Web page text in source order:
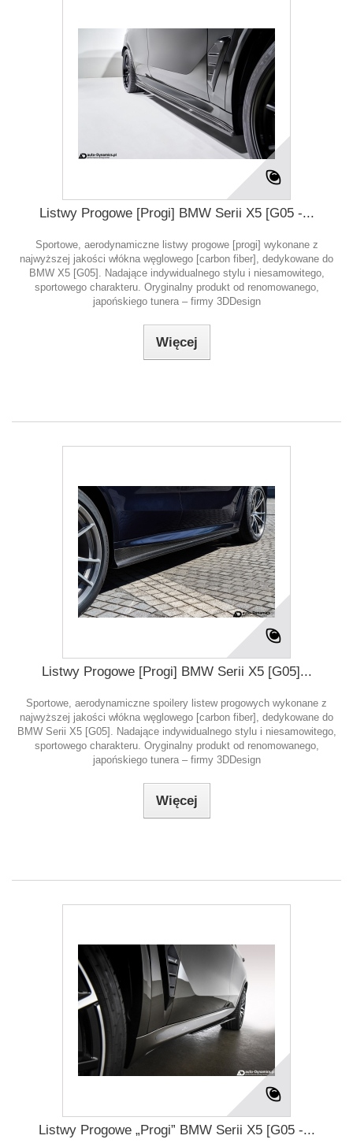
Listwy Progowe [Progi] BMW Serii X5 [G05 -...
Sportowe, aerodynamiczne listwy progowe [progi] wykonane z
najwyższej jakości włókna węglowego [carbon fiber], dedykowane do
BMW X5 [G05]. Nadające indywidualnego stylu i niesamowitego,
sportowego charakteru. Oryginalny produkt od renomowanego,
japońskiego tunera – firmy 3DDesign
Więcej
Listwy Progowe [Progi] BMW Serii X5 [G05]...
Sportowe, aerodynamiczne spoilery listew progowych wykonane z
najwyższej jakości włókna węglowego [carbon fiber], dedykowane do
BMW Serii X5 [G05]. Nadające indywidualnego stylu i niesamowitego,
sportowego charakteru. Oryginalny produkt od renomowanego,
japońskiego tunera – firmy 3DDesign
Więcej
Listwy Progowe „Progi” BMW Serii X5 [G05 -...